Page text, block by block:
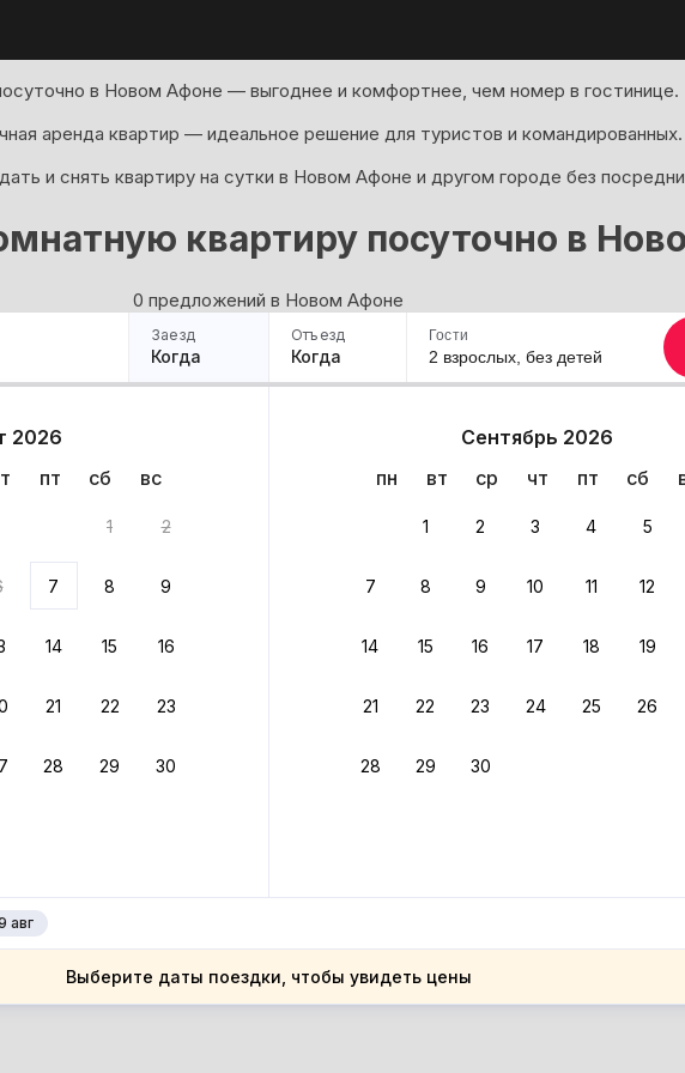
в Новом Афоне — выгоднее и комфортнее, чем номер в гостинице.
аренда квартир — идеальное решение для туристов и командированных.
и снять квартиру на сутки в Новом Афоне и другом городе без
квартиру посуточно в
0 предложений в Новом Афоне
Заезд
Когда
Отъезд
Когда
2026
пт сб вс
1 2
7 8 9
14 15 16
21 22 23
28 29 30
Сентябрь 2026
пн
вт ср чт пт сб
1 2 3 4 5
7 8 9 10 11 12
14 15 16 17 18 19
21 22 23 24 25 26
28 29 30
авг
Выберите даты поездки, чтобы увидеть цены
Гости
2 взрослых, без детей
вариант из результатов поиска не соответствует заданным фильтрам.
район